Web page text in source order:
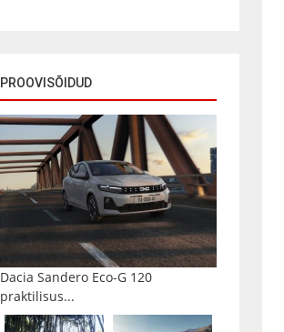
PROOVISÕIDUD
Dacia Sandero Eco-G 120
praktilisus...